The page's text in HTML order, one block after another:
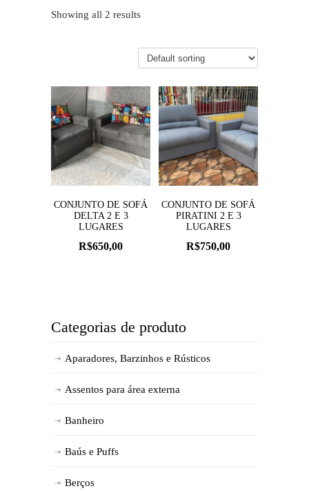
Showing all 2 results
CONJUNTO DE SOFÁ
DELTA 2 E 3
LUGARES
R$650,00
CONJUNTO DE SOFÁ
PIRATINI 2 E 3
LUGARES
R$750,00
Categorias de produto
Aparadores, Barzinhos e Rústicos
Assentos para área externa
Banheiro
Baús e Puffs
Berços